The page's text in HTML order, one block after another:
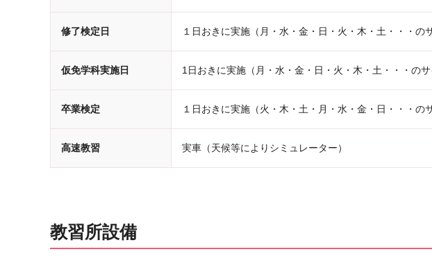
修了検定日 １日おきに実施（月・水・金・日・火・木・土・・・の
仮免学科実施日 1日おきに実施（月・水・金・日・火・木・土・・・の
卒業検定 １日おきに実施（火・木・土・月・水・金・日・・・の
高速教習 実車（天候等によりシミュレーター）
教習所設備